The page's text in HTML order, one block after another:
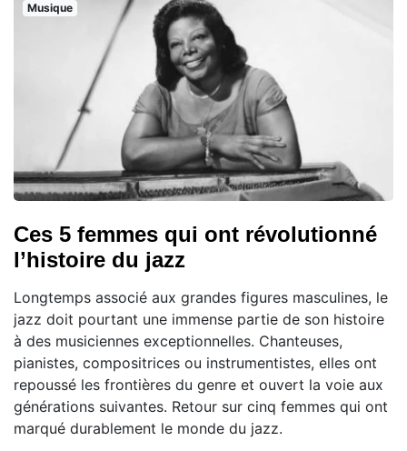
Musique
Ces 5 femmes qui ont révolutionné
l’histoire du jazz
Longtemps associé aux grandes figures masculines, le
jazz doit pourtant une immense partie de son histoire
à des musiciennes exceptionnelles. Chanteuses,
pianistes, compositrices ou instrumentistes, elles ont
repoussé les frontières du genre et ouvert la voie aux
générations suivantes. Retour sur cinq femmes qui ont
marqué durablement le monde du jazz.